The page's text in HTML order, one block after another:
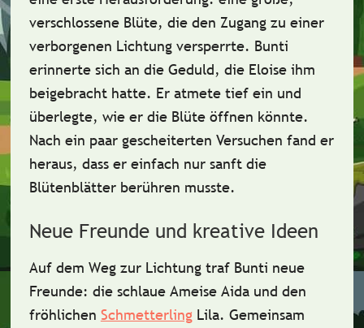
verschlossene Blüte, die den Zugang zu einer
verborgenen Lichtung versperrte. Bunti
erinnerte sich an die Geduld, die Eloise ihm
beigebracht hatte. Er atmete tief ein und
überlegte, wie er die Blüte öffnen könnte.
Nach ein paar gescheiterten Versuchen fand er
heraus, dass er einfach nur sanft die
Blütenblätter berühren musste.
Neue Freunde und kreative Ideen
Auf dem Weg zur Lichtung traf Bunti neue
Freunde: die schlaue Ameise Aida und den
fröhlichen Schmetterling Lila. Gemeinsam